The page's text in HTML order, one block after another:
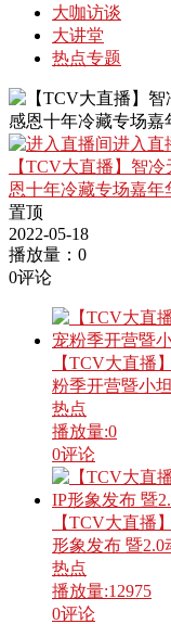
大咖访谈
大讲堂
热点专题
进入直
【TCV大直播】智
恩十年冷藏专场嘉年
置顶
2022-05-18
播放量： 0
0评论
【TCV大直播
粉季开营暨小
热点
播放量:0
0评论
【TCV大直播
形象发布 暨
热点
播放量:12975
0评论